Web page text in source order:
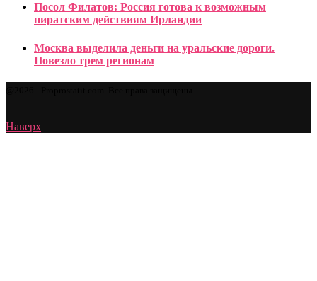
Посол Филатов: Россия готова к возможным
пиратским действиям Ирландии
Москва выделила деньги на уральские дороги.
Повезло трем регионам
Наверх